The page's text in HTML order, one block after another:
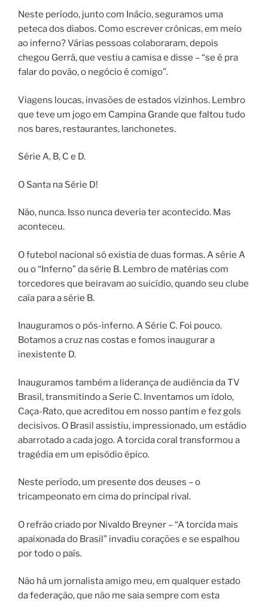
Neste período, junto com Inácio, seguramos uma
peteca dos diabos. Como escrever crônicas, em meio
ao inferno? Várias pessoas colaboraram, depois
chegou Gerrá, que vestiu a camisa e disse – “se é pra
falar do povão, o negócio é comigo”.
Viagens loucas, invasões de estados vizinhos. Lembro
que teve um jogo em Campina Grande que faltou tudo
nos bares, restaurantes, lanchonetes.
Série A, B, C e D.
O Santa na Série D!
Não, nunca. Isso nunca deveria ter acontecido. Mas
aconteceu.
O futebol nacional só existia de duas formas. A série A
ou o “Inferno” da série B. Lembro de matérias com
torcedores que beiravam ao suicídio, quando seu clube
caía para a série B.
Inauguramos o pós-inferno. A Série C. Foi pouco.
Botamos a cruz nas costas e fomos inaugurar a
inexistente D.
Inauguramos também a liderança de audiência da TV
Brasil, transmitindo a Serie C. Inventamos um ídolo,
Caça-Rato, que acreditou em nosso pantim e fez gols
decisivos. O Brasil assistiu, impressionado, um estádio
abarrotado a cada jogo. A torcida coral transformou a
tragédia em um episódio épico.
Neste período, um presente dos deuses – o
tricampeonato em cima do principal rival.
O refrão criado por Nivaldo Breyner – “A torcida mais
apaixonada do Brasil” invadiu corações e se espalhou
por todo o país.
Não há um jornalista amigo meu, em qualquer estado
da federação, que não me saia sempre com esta